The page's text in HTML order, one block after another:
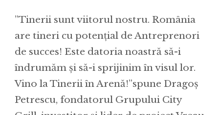
”Tinerii sunt viitorul nostru. România
are tineri cu potențial de Antreprenori
de succes! Este datoria noastră să-i
îndrumăm și să-i sprijinim în visul lor.
Vino la Tinerii în Arenă!”spune Dragoș
Petrescu, fondatorul Grupului City